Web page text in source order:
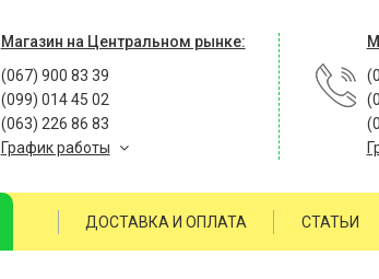
Магазин на Центральном рынке:
(067) 900 83 39
(099) 014 45 02
(063) 226 86 83
График работы
ДОСТАВКА И ОПЛАТА СТАТЬИ